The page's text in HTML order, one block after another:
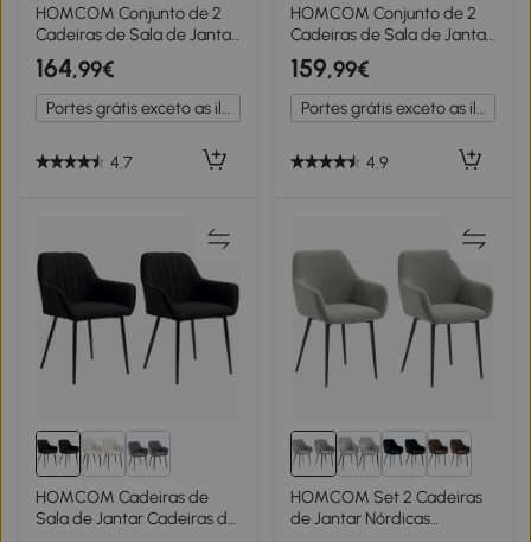
HOMCOM Conjunto de 2
Cadeiras de Sala de Jantar
Estofadas em Veludo com
Encosto Médio e Pés de
Madeira de Borracha
54x57x80cm Preto
164,99€
Portes grátis exceto as ilhas
4.7
HOMCOM Conjunto de 2
Cadeiras de Sala de Jantar
Cozinha Escandinavo Pés
de Madeira Assento
Encosto Braços
Ergonómicos Linho Beg
159,99€
Portes grátis exceto as ilhas
4.9
HOMCOM Cadeiras de
Sala de Jantar Cadeiras de
HOMCOM Set 2 Cadeiras
de Jantar Nórdicas